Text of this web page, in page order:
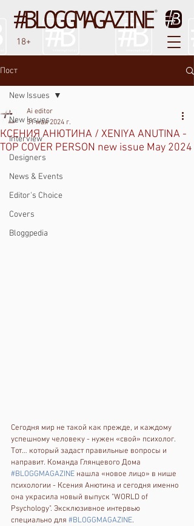
18+
Пост
New Issues
Interview
Designers
News & Events
Editor's Choice
Covers
Bloggpedia
New Issues
КСЕНИЯ АНЮТИНА / XENIYA ANUTINA -
TOP COVER PERSON new issue May 2024
Ai editor
31 мая 2024 г.
Сегодня мир не такой как прежде, и каждому
успешному человеку - нужен «свой» психолог.
Тот… который задаст правильные вопросы и
направит. Команда Глянцевого Дома
#BLOGGMAGAZINE нашла «новое лицо» в нише
психологии - Ксения Анютина и сегодня именно
она украсила новый выпуск "WORLD of
Psychology". Эксклюзивное интервью
специально для #BLOGGMAGAZINE.